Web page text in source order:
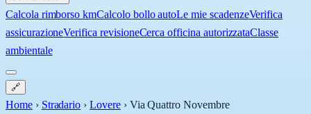
Calcola rimborso kmCalcolo bollo autoLe mie scadenzeVerifica
assicurazioneVerifica revisioneCerca officina autorizzataClasse
ambientale
🔗
Home › Stradario › Lovere › Via Quattro Novembre